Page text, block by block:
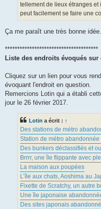
tellement de lieux étranges
peut facilement se faire une
Ça me paraît une très bonne idée.
**************************************
Liste des endroits évoqués
Cliquez sur un lien pour vous
évoquant l'endroit en question.
Remercions Lotin qui a établi
jour le 26 février 2017.
Lotin a écrit : ↑
Des stations de métro
Station de métro
Des bunkers déclassifiés et
Brrrr, une île flippante avec
La maison aux poupées
L’île aux chats, Aoshima au
Fixette de Scratchy, un autre
Une île japonaise
Des sites japonais